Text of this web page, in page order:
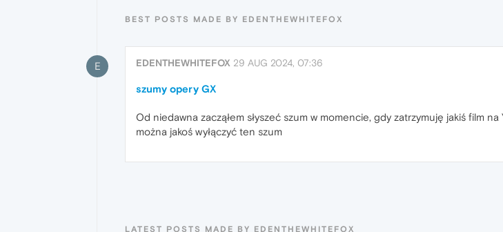
BEST POSTS MADE BY EDENTHEWHITEFOX
E EDENTHEWHITEFOX 29 AUG 2024, 07:36
szumy opery GX
Od niedawna zacząłem słyszeć szum w momencie, gdy zatrzymuję jakiś film
można jakoś wyłączyć ten szum
LATEST POSTS MADE BY EDENTHEWHITEFOX